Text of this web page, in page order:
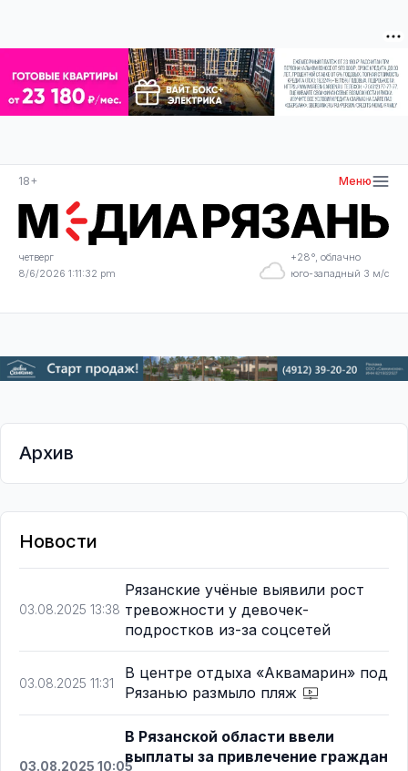
18+ Меню
четверг
8/6/2026 1:11:32 pm
+28°, облачно
юго-западный 3 м/с
Архив
Новости
03.08.2025 13:38
Рязанские учёные выявили рост
тревожности у девочек-
подростков из-за соцсетей
03.08.2025 11:31
В центре отдыха «Аквамарин» под
Рязанью размыло пляж
03.08.2025 10:05
В Рязанской области ввели
выплаты за привлечение граждан